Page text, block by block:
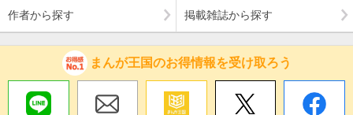
作者から探す 掲載雑誌から探す
まんが王国のお得情報を受け取ろう